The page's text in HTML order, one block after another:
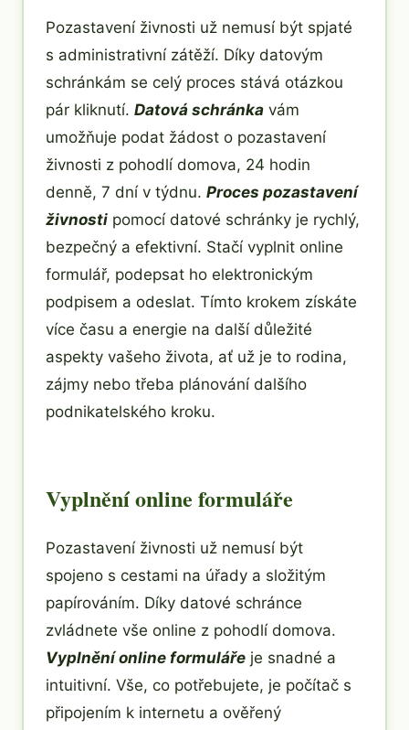
Pozastavení živnosti už nemusí být spjaté
s administrativní zátěží. Díky datovým
schránkám se celý proces stává otázkou
pár kliknutí. Datová schránka vám
umožňuje podat žádost o pozastavení
živnosti z pohodlí domova, 24 hodin
denně, 7 dní v týdnu. Proces pozastavení
živnosti pomocí datové schránky je rychlý,
bezpečný a efektivní. Stačí vyplnit online
formulář, podepsat ho elektronickým
podpisem a odeslat. Tímto krokem získáte
více času a energie na další důležité
aspekty vašeho života, ať už je to rodina,
zájmy nebo třeba plánování dalšího
podnikatelského kroku.
Vyplnění online formuláře
Pozastavení živnosti už nemusí být
spojeno s cestami na úřady a složitým
papírováním. Díky datové schránce
zvládnete vše online z pohodlí domova.
Vyplnění online formuláře je snadné a
intuitivní. Vše, co potřebujete, je počítač s
připojením k internetu a ověřený